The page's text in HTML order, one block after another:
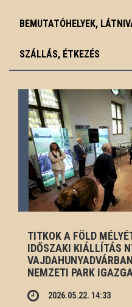
BEMUTATÓHELYEK,
SZÁLLÁS, ÉTKEZÉS
TITKOK A FÖLD
IDŐSZAKI KIÁLLÍTÁS
NEMZETI PARK
2026.05.22. 14:33